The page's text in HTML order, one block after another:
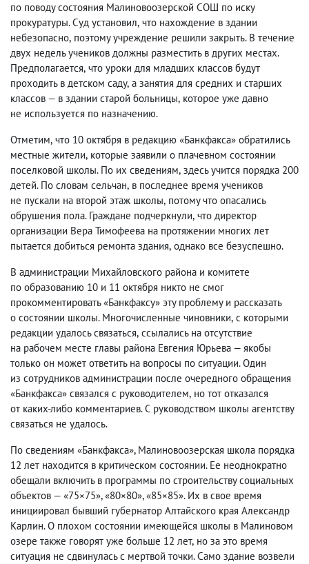
по поводу состояния Малиновоозерской СОШ по иску
прокуратуры. Суд установил, что нахождение в здании
небезопасно, поэтому учреждение решили закрыть. В течение
двух недельучеников должны разместить в других местах.
Предполагается, что уроки для младших классов будут
проходить в детском саду, а занятия для средних и старших
классов — в здании старой больницы, которое уже давно
не используется по назначению.
Отметим, что 10 октября в редакцию «Банкфакса» обратились
местные жители, которые заявили о плачевном состоянии
поселковой школы. По их сведениям, здесь учится порядка 200
детей. По словам сельчан, в последнее время учеников
не пускали на второй этаж школы, потому что опасались
обрушения пола. Граждане подчеркнули, что директор
организации Вера Тимофеева на протяжении многих лет
пытается добиться ремонта здания, однако все безуспешно.
В администрации Михайловского района и комитете
по образованию 10 и 11 октября никто не смог
прокомментировать«Банкфаксу» эту проблему и рассказать
о состоянии школы. Многочисленные чиновники, с которыми
редакции удалось связаться, ссылались на отсутствие
на рабочем месте главы района Евгения Юрьева — якобы
только он может ответить на вопросы по ситуации. Один
из сотрудников администрации после очередного обращения
«Банкфакса» связался с руководителем, но тот отказался
от каких-либо комментариев. С руководством школы агентству
связаться не удалось.
По сведениям «Банкфакса», Малиновоозерская школа порядка
12 лет находится в критическом состоянии. Ее неоднократно
обещали включить в программы по строительству социальных
объектов — «75×75», «80×80», «85×85». Их в свое время
инициировал бывший губернатор Алтайского края Александр
Карлин. О плохом состоянии имеющейся школы в Малиновом
озере также говорят уже больше 12 лет, но за это время
ситуация не сдвинулась с мертвой точки. Само здание возвели